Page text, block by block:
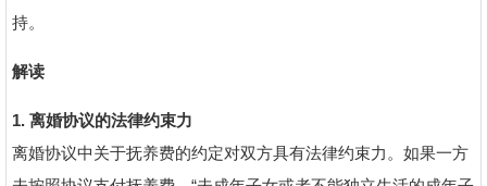
持。
解读
1. 离婚协议的法律约束力
离婚协议中关于抚养费的约定对双方具有法律约束力。如果一方